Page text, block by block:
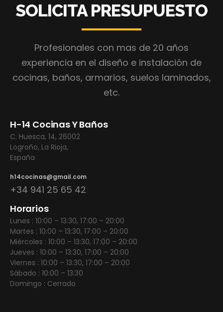
SOLICITA PRESUPUESTO
Profesionales con mas de 20 años
experiencia en el diseño e instalación de
cocinas, baños, armarios, suelos laminados,
etc.
H-14 Cocinas Y Baños
C. Huesca, 14, 26002
Logroño, La Rioja,
España
h14cocinas@gmail.com
+34 941 25 65 42
Horarios
Lunes : 10:00 – 13:30, 17:00 – 20:00
Martes : 10:00 – 13:30, 17:00 – 20:00
Miércoles : 10:00 – 13:30, 17:00 – 20:00
Jueves : 10:00 – 13:30, 17:00 – 20:00
Viernes : 10:00 – 13:30, 17:00 – 20:00
Sábado : 10:00 – 13:30
Domingo : Cerrado